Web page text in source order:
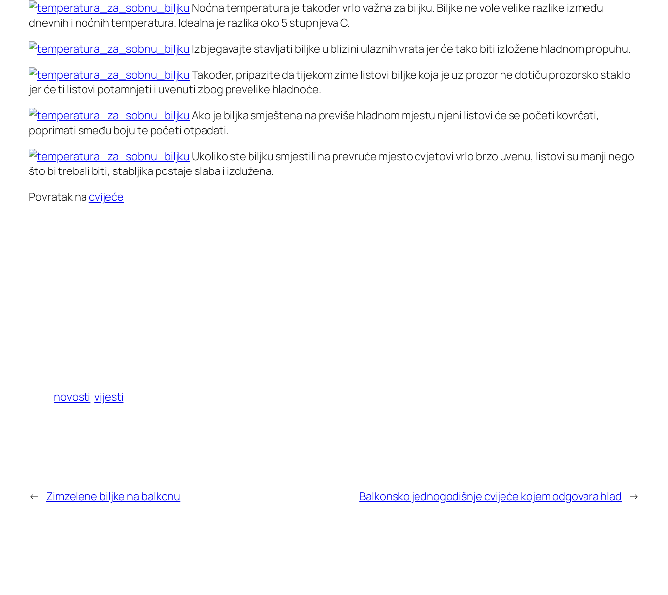
Noćna temperatura je također vrlo važna za biljku. Biljke ne vole velike razlike između
dnevnih i noćnih temperatura. Idealna je razlika oko 5 stupnjeva C.
Izbjegavajte stavljati biljke u blizini ulaznih vrata jer će tako biti izložene hladnom propuhu.
Također, pripazite da tijekom zime listovi biljke koja je uz prozor ne dotiču prozorsko staklo
jer će ti listovi potamnjeti i uvenuti zbog prevelike hladnoće.
Ako je biljka smještena na previše hladnom mjestu njeni listovi će se početi kovrčati,
poprimati smeđu boju te početi otpadati.
Ukoliko ste biljku smjestili na prevruće mjesto cvjetovi vrlo brzo uvenu, listovi su manji nego
što bi trebali biti, stabljika postaje slaba i izdužena.
Povratak na cvijeće
novosti vijesti
← Zimzelene biljke na balkonu Balkonsko jednogodišnje cvijeće kojem odgovara hlad →